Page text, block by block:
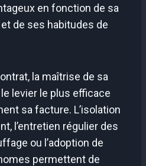
en fonction de sa
de ses habitudes de
la maîtrise de sa
levier le plus efficace
sa facture. L’isolation
l’entretien régulier des
ou l’adoption de
permettent de